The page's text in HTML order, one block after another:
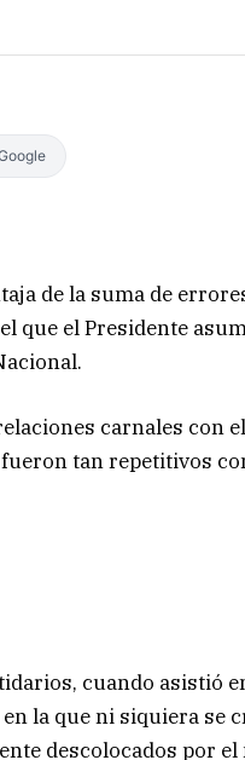
de la suma de
que el Presidente
carnales con
tan repetitivos
cuando asistió
la que ni siquiera se
descolocados por